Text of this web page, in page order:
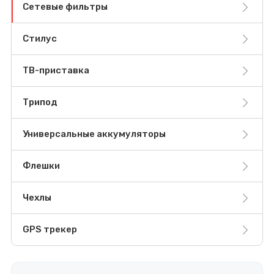
Сетевые фильтры
Стилус
ТВ-приставка
Трипод
Универсальные аккумуляторы
Флешки
Чехлы
GPS трекер